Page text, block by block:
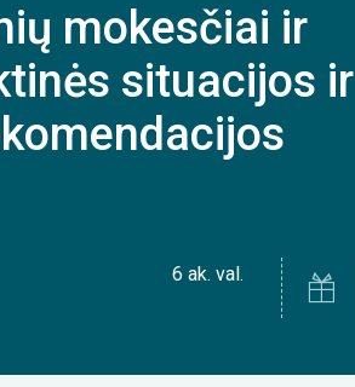
mokesčiai ir
situacijos ir
6 ak. val.